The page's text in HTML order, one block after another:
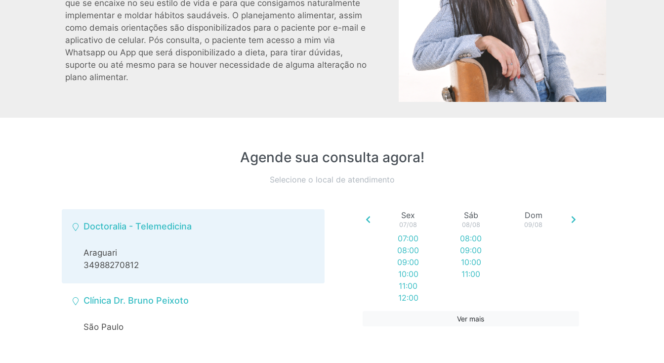
que se encaixe no seu estilo de vida e para que consigamos naturalmente
implementar e moldar hábitos saudáveis. O planejamento alimentar, assim
como demais orientações são disponibilizados para o paciente por e-mail e
aplicativo de celular. Pós consulta, o paciente tem acesso a mim via
Whatsapp ou App que será disponibilizado a dieta, para tirar dúvidas,
suporte ou até mesmo para se houver necessidade de alguma alteração no
plano alimentar.
Agende sua consulta agora!
Selecione o local de atendimento
Doctoralia - Telemedicina
Araguari
34988270812
Clínica Dr. Bruno Peixoto
São Paulo
Sex
07/08
07:00
08:00
09:00
10:00
11:00
12:00
Sáb
08/08
08:00
09:00
10:00
11:00
Dom
09/08
Ver mais